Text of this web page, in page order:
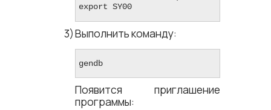
export SY00
Выполнить команду:
gendb
Появится приглашение
программы: